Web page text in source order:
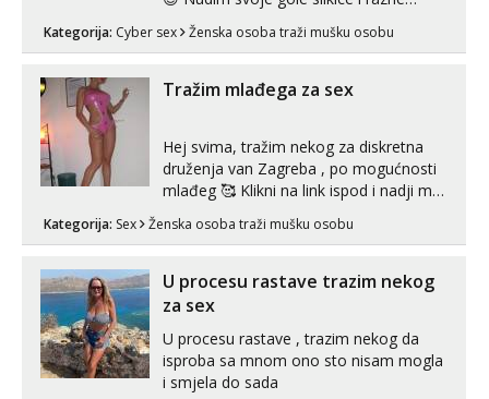
videouradke. 🤩 Za online zabavu pošalji
poruku na Whatsapp, Telegram ili Viber.
autentičnosti možeš me vidjeti na
videopozivu. 😉 S vama sam vec 5 ...
Kategorija: Cyber sex Ženska osoba traži mušku osobu
Tražim mlađega za sex
Hej svima, tražim nekog za diskretna
druženja van Zagreba , po mogućnosti
mlađeg 🥰 Klikni na link ispod i nadji me
Kategorija: Sex Ženska osoba traži mušku osobu
U procesu rastave trazim nekog
za sex
U procesu rastave , trazim nekog da
isproba sa mnom ono sto nisam mogla
i smjela do sada